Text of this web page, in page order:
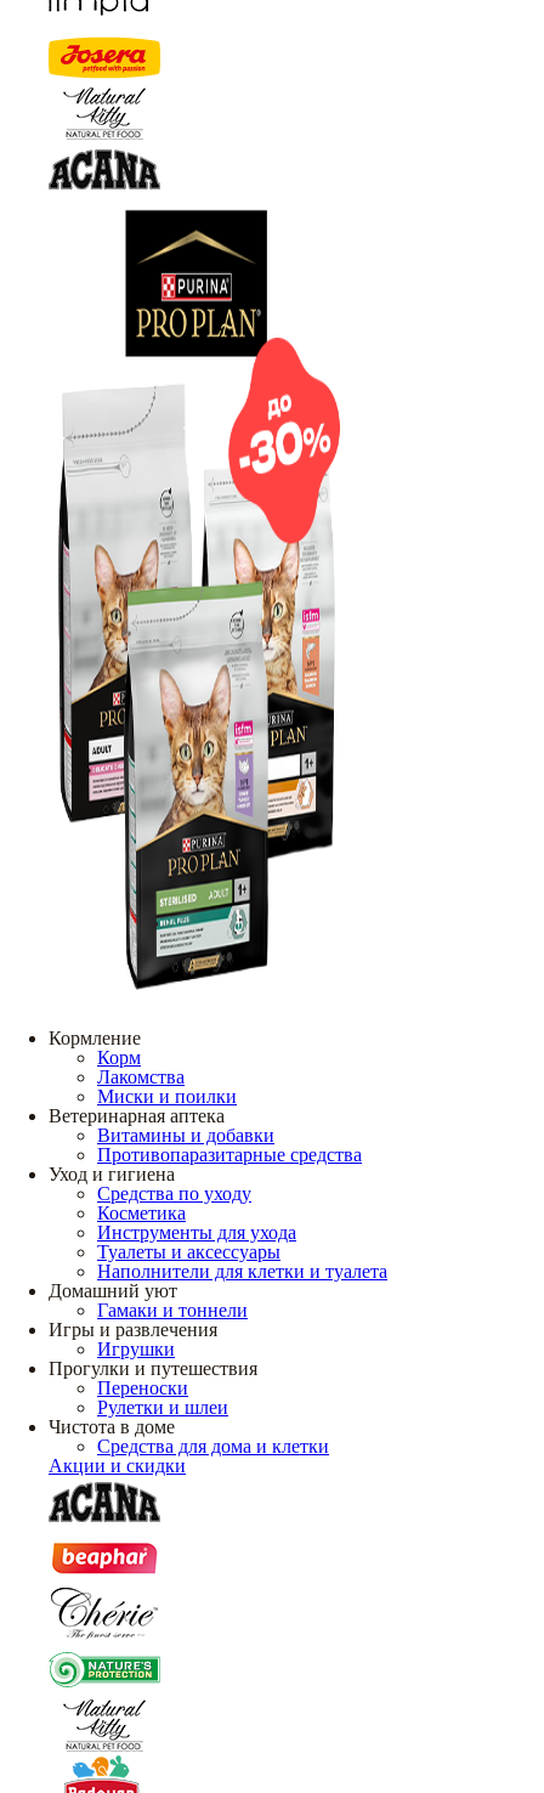
Кормление
Корм
Лакомства
Миски и поилки
Ветеринарная аптека
Витамины и добавки
Противопаразитарные средства
Уход и гигиена
Средства по уходу
Косметика
Инструменты для ухода
Туалеты и аксессуары
Наполнители для клетки и туалета
Домашний уют
Гамаки и тоннели
Игры и развлечения
Игрушки
Прогулки и путешествия
Переноски
Рулетки и шлеи
Чистота в доме
Средства для дома и клетки
Акции и скидки